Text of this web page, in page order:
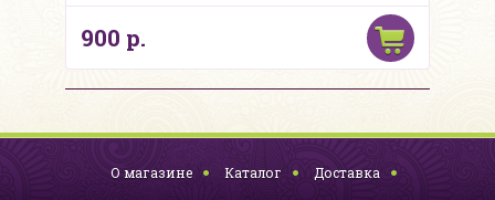
900 р.
О магазине Каталог Доставка